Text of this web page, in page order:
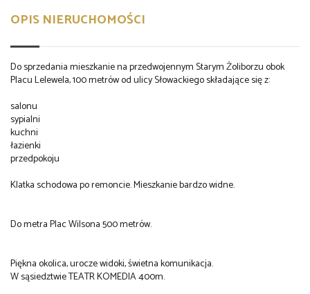
OPIS NIERUCHOMOŚCI
Do sprzedania mieszkanie na przedwojennym Starym Żoliborzu obok
Placu Lelewela, 100 metrów od ulicy Słowackiego składające się z:
salonu
sypialni
kuchni
łazienki
przedpokoju
Klatka schodowa po remoncie. Mieszkanie bardzo widne.
Do metra Plac Wilsona 500 metrów.
Piękna okolica, urocze widoki, świetna komunikacja.
W sąsiedztwie TEATR KOMEDIA 400m.